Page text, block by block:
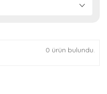
0 ürün bulundu.